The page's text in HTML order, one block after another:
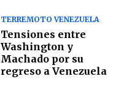
TERREMOTO VENEZUELA
Tensiones entre
Washington y
Machado por su
regreso a Venezuela